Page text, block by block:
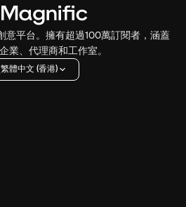
意平台。擁有超過100萬訂閱者，涵蓋
業、代理商和工作室。
繁體中文 (香港)